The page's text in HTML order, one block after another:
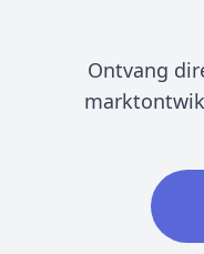
Ontvang